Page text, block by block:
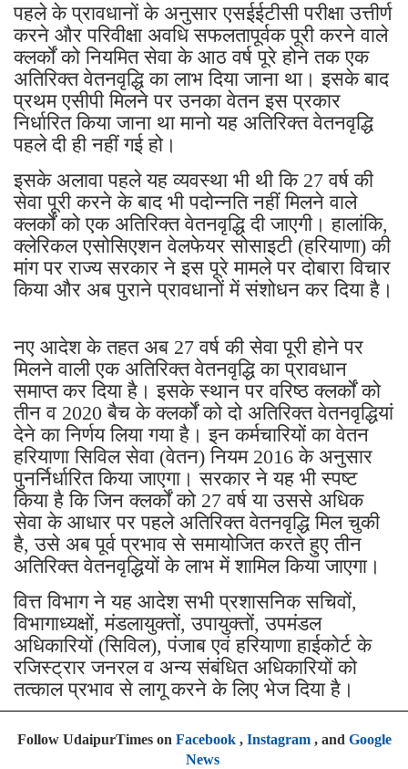
पहले के प्रावधानों के अनुसार एसईईटीसी परीक्षा उत्तीर्ण
करने और परिवीक्षा अवधि सफलतापूर्वक पूरी करने वाले
क्लर्कों को नियमित सेवा के आठ वर्ष पूरे होने तक एक
अतिरिक्त वेतनवृद्धि का लाभ दिया जाना था। इसके बाद
प्रथम एसीपी मिलने पर उनका वेतन इस प्रकार
निर्धारित किया जाना था मानो यह अतिरिक्त वेतनवृद्धि
पहले दी ही नहीं गई हो।
इसके अलावा पहले यह व्यवस्था भी थी कि 27 वर्ष की
सेवा पूरी करने के बाद भी पदोन्नति नहीं मिलने वाले
क्लर्कों को एक अतिरिक्त वेतनवृद्धि दी जाएगी। हालांकि,
क्लेरिकल एसोसिएशन वेलफेयर सोसाइटी (हरियाणा) की
मांग पर राज्य सरकार ने इस पूरे मामले पर दोबारा विचार
किया और अब पुराने प्रावधानों में संशोधन कर दिया है।
नए आदेश के तहत अब 27 वर्ष की सेवा पूरी होने पर
मिलने वाली एक अतिरिक्त वेतनवृद्धि का प्रावधान
समाप्त कर दिया है। इसके स्थान पर वरिष्ठ क्लर्कों को
तीन व 2020 बैच के क्लर्कों को दो अतिरिक्त वेतनवृद्धियां
देने का निर्णय लिया गया है। इन कर्मचारियों का वेतन
हरियाणा सिविल सेवा (वेतन) नियम 2016 के अनुसार
पुनर्निर्धारित किया जाएगा। सरकार ने यह भी स्पष्ट
किया है कि जिन क्लर्कों को 27 वर्ष या उससे अधिक
सेवा के आधार पर पहले अतिरिक्त वेतनवृद्धि मिल चुकी
है, उसे अब पूर्व प्रभाव से समायोजित करते हुए तीन
अतिरिक्त वेतनवृद्धियों के लाभ में शामिल किया जाएगा।
वित्त विभाग ने यह आदेश सभी प्रशासनिक सचिवों,
विभागाध्यक्षों, मंडलायुक्तों, उपायुक्तों, उपमंडल
अधिकारियों (सिविल), पंजाब एवं हरियाणा हाईकोर्ट के
रजिस्ट्रार जनरल व अन्य संबंधित अधिकारियों को
तत्काल प्रभाव से लागू करने के लिए भेज दिया है।
Follow UdaipurTimes on Facebook, Instagram, and Google
News